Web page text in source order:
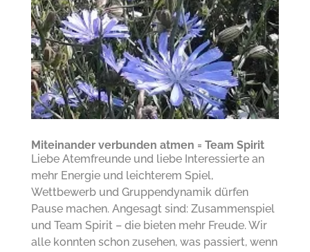
Miteinander verbunden atmen = Team Spirit
Liebe Atemfreunde und liebe Interessierte an
mehr Energie und leichterem Spiel,
Wettbewerb und Gruppendynamik dürfen
Pause machen. Angesagt sind: Zusammenspiel
und Team Spirit – die bieten mehr Freude. Wir
alle konnten schon zusehen, was passiert, wenn